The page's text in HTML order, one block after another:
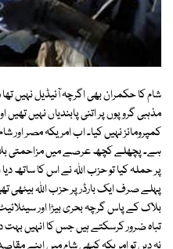
شام کا حکمران بھی اگرچہ آئیڈیل نہیں
مذہبی گروپوں پر اتنی پابندیاں نہیں
کمپرومائز نہیں کیا۔ اب امریکہ مصر اور
ہے۔ پچھلے کچھ عرصے میں مزاحمتی
پر حملہ کیا تو حزب اﷲ نے اس کا ساتھ
پہلے صرف ایک بارڈر پر حزب اﷲ بیٹھی
بلاک کے پاس گرچہ بحری بیڑا اور
تباہ ضرور کرسکتے ہیں جس کا انہیں